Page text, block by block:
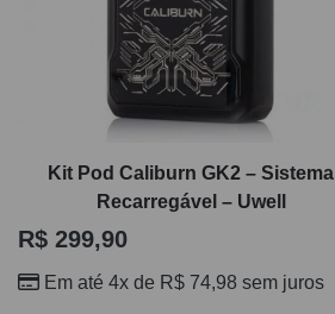
Kit Pod Caliburn GK2 – Sistema
Recarregável – Uwell
R$ 299,90
Em até 4x de R$ 74,98 sem juros